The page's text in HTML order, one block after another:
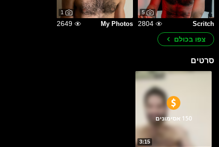
5
Scritch
2804
1
My Photos
2649
צפו בכולם
סרטים
3:15
150 אסימונים